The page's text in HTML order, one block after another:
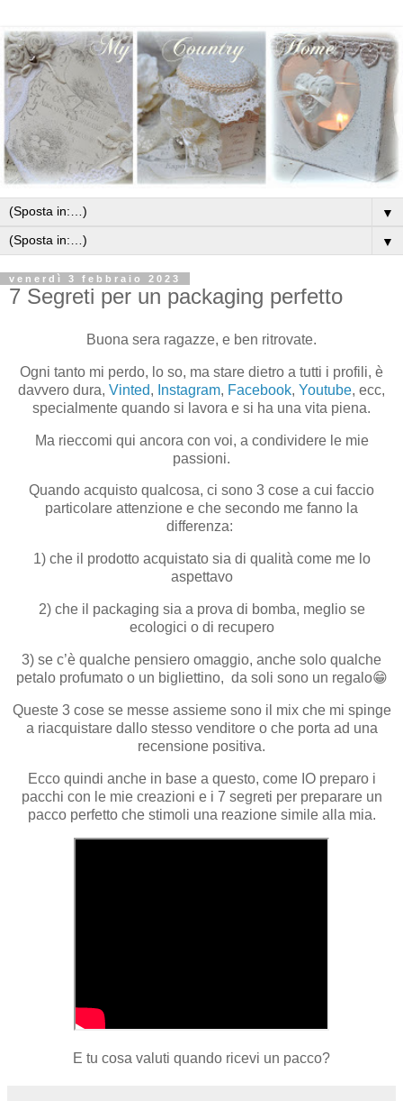
▼
▼
venerdì 3 febbraio 2023
7 Segreti per un packaging perfetto
Buona sera ragazze, e ben ritrovate.
Ogni tanto mi perdo, lo so, ma stare dietro a tutti i profili, è
davvero dura, Vinted, Instagram, Facebook, Youtube, ecc,
specialmente quando si lavora e si ha una vita piena.
Ma rieccomi qui ancora con voi, a condividere le mie
passioni.
Quando acquisto qualcosa, ci sono 3 cose a cui faccio
particolare attenzione e che secondo me fanno la
differenza:
1) che il prodotto acquistato sia di qualità come me lo
aspettavo
2) che il packaging sia a prova di bomba, meglio se
ecologici o di recupero
3) se c’è qualche pensiero omaggio, anche solo qualche
petalo profumato o un bigliettino, da soli sono un regalo😁
Queste 3 cose se messe assieme sono il mix che mi spinge
a riacquistare dallo stesso venditore o che porta ad una
recensione positiva.
Ecco quindi anche in base a questo, come IO preparo i
pacchi con le mie creazioni e i 7 segreti per preparare un
pacco perfetto che stimoli una reazione simile alla mia.
E tu cosa valuti quando ricevi un pacco?